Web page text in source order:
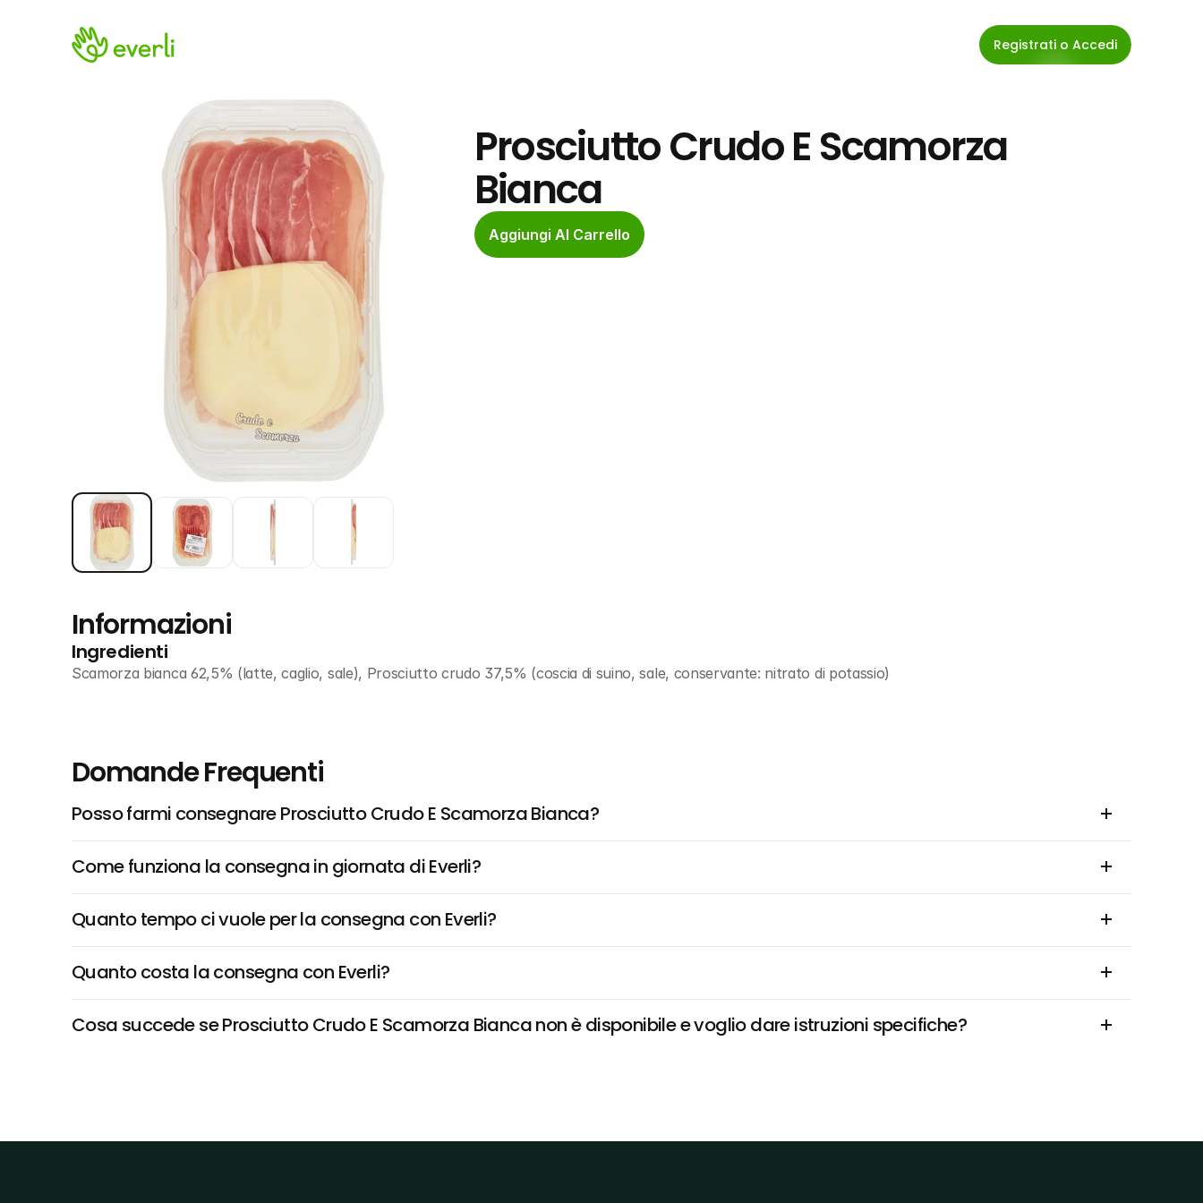
Registrati o Accedi
Prosciutto Crudo E Scamorza
Bianca
Aggiungi Al Carrello
Informazioni
Ingredienti
Scamorza bianca 62,5% (latte, caglio, sale), Prosciutto crudo 37,5% (coscia di suino, sale, conservante: nitrato di potassio)
Domande Frequenti
Posso farmi consegnare Prosciutto Crudo E Scamorza Bianca?
Come funziona la consegna in giornata di Everli?
Quanto tempo ci vuole per la consegna con Everli?
Quanto costa la consegna con Everli?
Cosa succede se Prosciutto Crudo E Scamorza Bianca non è disponibile e voglio dare istruzioni specifiche?